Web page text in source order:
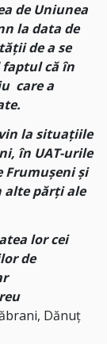
de Uniunea
la data de
de a se
că în
care a
la situațiile
în UAT-urile
Frumușeni și
alte părți ale
lor cei
de
Dănuț